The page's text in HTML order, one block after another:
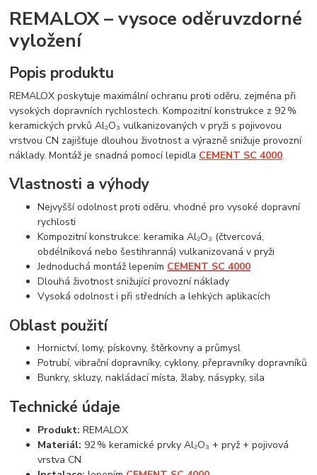
REMALOX – vysoce oděruvzdorné
vyložení
Popis produktu
REMALOX poskytuje maximální ochranu proti oděru, zejména při
vysokých dopravních rychlostech. Kompozitní konstrukce z 92 %
keramických prvků Al₂O₃ vulkanizovaných v pryži s pojivovou
vrstvou CN zajišťuje dlouhou životnost a výrazně snižuje provozní
náklady. Montáž je snadná pomocí lepidla CEMENT SC 4000.
Vlastnosti a výhody
Nejvyšší odolnost proti oděru, vhodné pro vysoké dopravní
rychlosti
Kompozitní konstrukce: keramika Al₂O₃ (čtvercová,
obdélníková nebo šestihranná) vulkanizovaná v pryži
Jednoduchá montáž lepením CEMENT SC 4000
Dlouhá životnost snižující provozní náklady
Vysoká odolnost i při středních a lehkých aplikacích
Oblast použití
Hornictví, lomy, pískovny, štěrkovny a průmysl
Potrubí, vibrační dopravníky, cyklony, přepravníky dopravníků
Bunkry, skluzy, nakládací místa, žlaby, násypky, sila
Technické údaje
Produkt: REMALOX
Materiál: 92 % keramické prvky Al₂O₃ + pryž + pojivová
vrstva CN